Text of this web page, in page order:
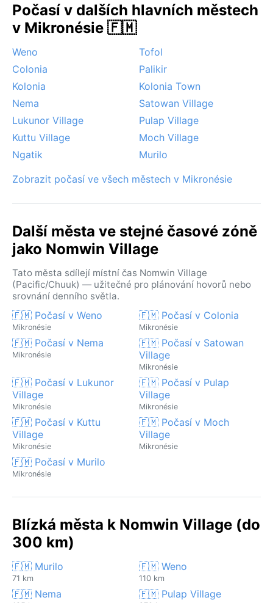
Počasí v dalších hlavních městech
v Mikronésie 🇫🇲
Weno
Tofol
Colonia
Palikir
Kolonia
Kolonia Town
Nema
Satowan Village
Lukunor Village
Pulap Village
Kuttu Village
Moch Village
Ngatik
Murilo
Zobrazit počasí ve všech městech v Mikronésie
Další města ve stejné časové zóně
jako Nomwin Village
Tato města sdílejí místní čas Nomwin Village
(Pacific/Chuuk) — užitečné pro plánování hovorů nebo
srovnání denního světla.
🇫🇲 Počasí v Weno
Mikronésie
🇫🇲 Počasí v Colonia
Mikronésie
🇫🇲 Počasí v Nema
Mikronésie
🇫🇲 Počasí v Satowan
Village
Mikronésie
🇫🇲 Počasí v Lukunor
Village
Mikronésie
🇫🇲 Počasí v Pulap
Village
Mikronésie
🇫🇲 Počasí v Kuttu
Village
Mikronésie
🇫🇲 Počasí v Moch
Village
Mikronésie
🇫🇲 Počasí v Murilo
Mikronésie
Blízká města k Nomwin Village (do
300 km)
🇫🇲 Murilo
71 km
🇫🇲 Weno
110 km
🇫🇲 Nema 🇫🇲 Pulap Village